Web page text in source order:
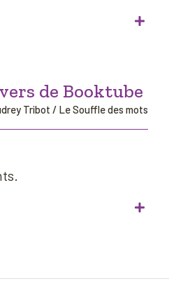
de Booktube
Tribot / Le Souffle des mots